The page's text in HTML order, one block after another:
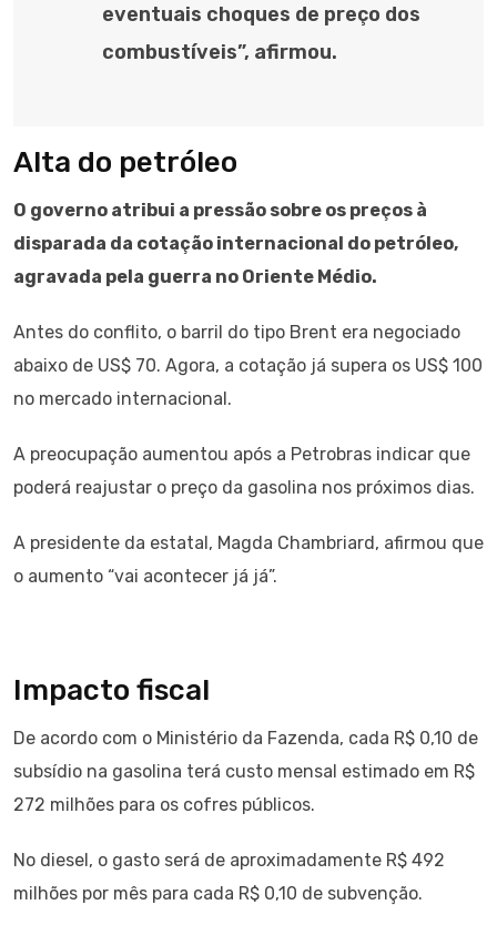
eventuais choques de preço dos
combustíveis”, afirmou.
Alta do petróleo
O governo atribui a pressão sobre os preços à
disparada da cotação internacional do petróleo,
agravada pela guerra no Oriente Médio.
Antes do conflito, o barril do tipo Brent era negociado
abaixo de US$ 70. Agora, a cotação já supera os US$ 100
no mercado internacional.
A preocupação aumentou após a Petrobras indicar que
poderá reajustar o preço da gasolina nos próximos dias.
A presidente da estatal, Magda Chambriard, afirmou que
o aumento “vai acontecer já já”.
Impacto fiscal
De acordo com o Ministério da Fazenda, cada R$ 0,10 de
subsídio na gasolina terá custo mensal estimado em R$
272 milhões para os cofres públicos.
No diesel, o gasto será de aproximadamente R$ 492
milhões por mês para cada R$ 0,10 de subvenção.